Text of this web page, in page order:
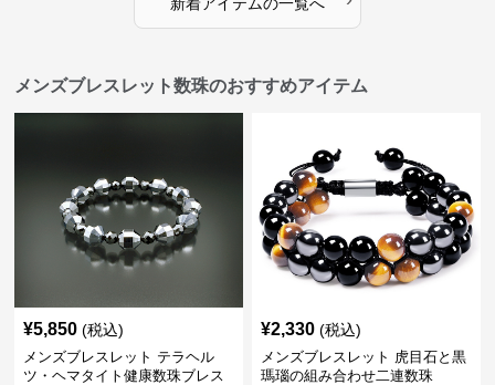
メンズブレスレット数珠のおすすめアイテム
¥5,850 (税込)
メンズブレスレット テラヘル
ツ・ヘマタイト健康数珠ブレス
¥2,330 (税込)
メンズブレスレット 虎目石と黒
瑪瑙の組み合わせ二連数珠